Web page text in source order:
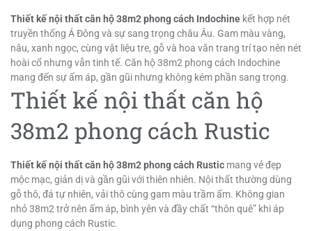
Thiết kế nội thất căn hộ 38m2 phong cách Indochine kết hợp nét
truyền thống Á Đông và sự sang trọng châu Âu. Gam màu vàng,
nâu, xanh ngọc, cùng vật liệu tre, gỗ và hoa văn trang trí tạo nên nét
hoài cổ nhưng vẫn tinh tế. Căn hộ 38m2 phong cách Indochine
mang đến sự ấm áp, gần gũi nhưng không kém phần sang trọng.
Thiết kế nội thất căn hộ
38m2 phong cách Rustic
Thiết kế nội thất căn hộ 38m2 phong cách Rustic mang vẻ đẹp
mộc mạc, giản dị và gần gũi với thiên nhiên. Nội thất thường dùng
gỗ thô, đá tự nhiên, vải thô cùng gam màu trầm ấm. Không gian
nhỏ 38m2 trở nên ấm áp, bình yên và đầy chất “thôn quê” khi áp
dụng phong cách Rustic.